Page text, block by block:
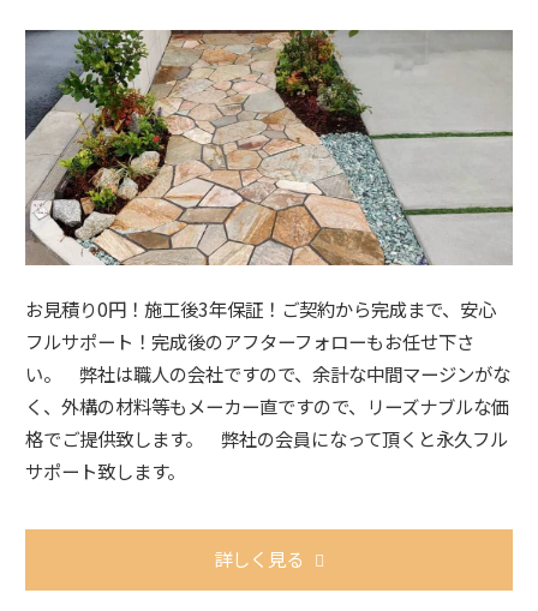
お見積り0円！施工後3年保証！ご契約から完成まで、安心
フルサポート！完成後のアフターフォローもお任せ下さ
い。 弊社は職人の会社ですので、余計な中間マージンがな
く、外構の材料等もメーカー直ですので、リーズナブルな価
格でご提供致します。 弊社の会員になって頂くと永久フル
サポート致します。
詳しく見る